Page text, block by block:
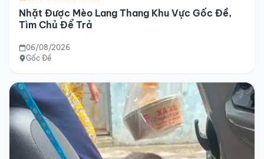
Nhặt Được Mèo Lang Thang Khu Vực Gốc Đề,
Tìm Chủ Để Trả
06/08/2026
Gốc Đề